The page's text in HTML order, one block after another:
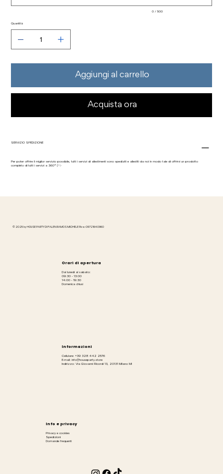
0 / 500
Quantità
Aggiungi al carrello
Acquista ora
SERVIZIO SPEDIZIONE
Per poter offrire il miglior servizio possibile, tutti i servizi di allestimenti sono spediziti e allestiti da noi in modo tale di offrirvi un prodotto
completo di tutti i servizi a 360°🎈✨
© 2025 by HOUSE PARTY DI FALEN RAMOS MICHELE P.iva: 09721640960
Orari di apertura
Dal lunedì al sabato:
09:30 - 13:00
14:00 - 19:30
Domenica chiusi
Informazioni
Cellulare: +39 328 442 2576
E-mail: info@houseparty.store
Indirizzo: Via Giovanni Ricordi 13, 20131 Milano MI
Info e privacy
Privacy e cookies
Spedizioni
Domande frequenti